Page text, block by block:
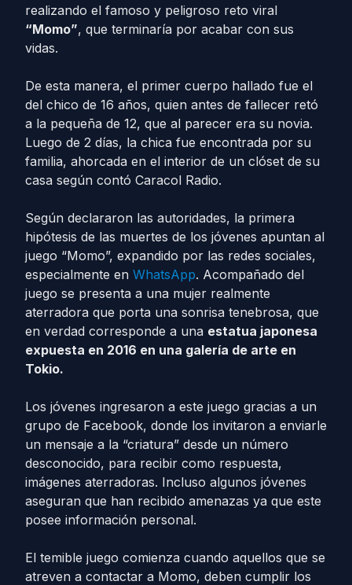
realizando el famoso y peligroso reto viral
“Momo”, que terminaría por acabar con sus
vidas.
De esta manera, el primer cuerpo hallado fue el
del chico de 16 años, quien antes de fallecer retó
a la pequeña de 12, que al parecer era su novia.
Luego de 2 días, la chica fue encontrada por su
familia, ahorcada en el interior de un clóset de su
casa según contó Caracol Radio.
Según declararon las autoridades, la primera
hipótesis de las muertes de los jóvenes apuntan al
juego “Momo”, expandido por las redes sociales,
especialmente en WhatsApp. Acompañado del
juego se presenta a una mujer realmente
aterradora que porta una sonrisa tenebrosa, que
en verdad corresponde a una estatua japonesa
expuesta en 2016 en una galería de arte en
Tokio.
Los jóvenes ingresaron a este juego gracias a un
grupo de Facebook, donde los invitaron a enviarle
un mensaje a la “criatura” desde un número
desconocido, para recibir como respuesta,
imágenes aterradoras. Incluso algunos jóvenes
aseguran que han recibido amenazas ya que este
posee información personal.
El temible juego comienza cuando aquellos que se
atreven a contactar a Momo, deben cumplir los